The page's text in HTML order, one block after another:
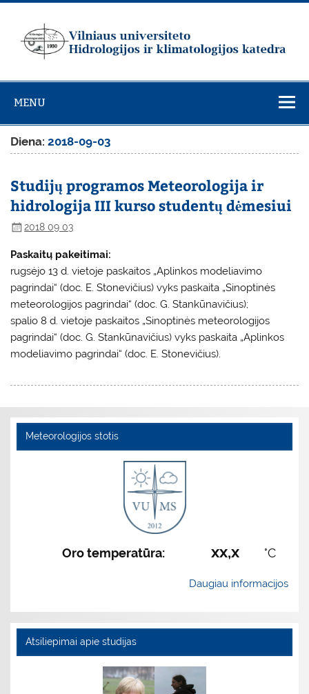
Skip
universiteto
Hidrologijos ir
klimatologijos
katedra
MENU
Diena:2018-09-03
Studijų programos Meteorologija ir
hidrologija III kurso studentų dėmesiui
2018 09 03
Paskaitų pakeitimai:
rugsėjo 13 d. vietoje paskaitos „Aplinkos modeliavimo
pagrindai“ (doc. E. Stonevičius) vyks paskaita „Sinoptinės
meteorologijos pagrindai“ (doc. G. Stankūnavičius);
spalio 8 d. vietoje paskaitos „Sinoptinės meteorologijos
pagrindai“ (doc. G. Stankūnavičius) vyks paskaita „Aplinkos
modeliavimo pagrindai“ (doc. E. Stonevičius).
Meteorologijos stotis
Oro temperatūra: xx,x °C
Daugiau informacijos
Atsiliepimai apie studijas